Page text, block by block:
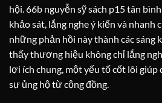
hội. 66b nguyễn sỹ sách p15 tân
khảo sát, lắng nghe ý kiến và nhanh
những phản hồi này thành các sáng
thấy thương hiệu không chỉ lắng
lợi ích chung, một yếu tố cốt lõi
sự ủng hộ từ cộng đồng.